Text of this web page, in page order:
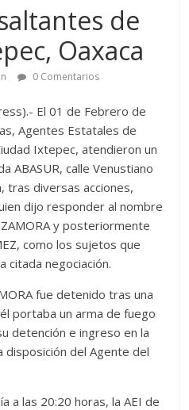
de
Oaxaca
0 Comentarios
El 01 de Febrero de
Agentes Estatales de
Ixtepec, atendieron un
ABASUR, calle Venustiano
tras diversas acciones,
dijo responder al nombre
y posteriormente
como los sujetos que
citada negociación.
fue detenido tras una
portaba un arma de fuego
detención e ingreso en la
disposición del Agente del
a las 20:20 horas, la AEI de